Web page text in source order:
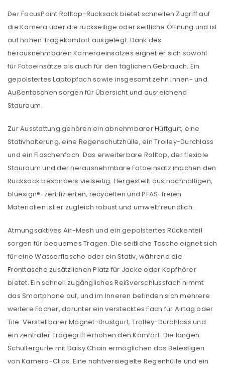
Der FocusPoint Rolltop-Rucksack bietet schnellen Zugriff auf
die Kamera über die rückseitige oder seitliche Öffnung und ist
auf hohen Tragekomfort ausgelegt. Dank des
herausnehmbaren Kameraeinsatzes eignet er sich sowohl
für Fotoeinsätze als auch für den täglichen Gebrauch. Ein
gepolstertes Laptopfach sowie insgesamt zehn Innen- und
Außentaschen sorgen für Übersicht und ausreichend
Stauraum.
Zur Ausstattung gehören ein abnehmbarer Hüftgurt, eine
Stativhalterung, eine Regenschutzhülle, ein Trolley-Durchlass
und ein Flaschenfach. Das erweiterbare Rolltop, der flexible
Stauraum und der herausnehmbare Fotoeinsatz machen den
Rucksack besonders vielseitig. Hergestellt aus nachhaltigen,
bluesign®-zertifizierten, recycelten und PFAS-freien
Materialien ist er zugleich robust und umweltfreundlich.
Atmungsaktives Air-Mesh und ein gepolstertes Rückenteil
sorgen für bequemes Tragen. Die seitliche Tasche eignet sich
für eine Wasserflasche oder ein Stativ, während die
Fronttasche zusätzlichen Platz für Jacke oder Kopfhörer
bietet. Ein schnell zugängliches Reißverschlussfach nimmt
das Smartphone auf, und im Inneren befinden sich mehrere
weitere Fächer, darunter ein verstecktes Fach für Airtag oder
Tile. Verstellbarer Magnet-Brustgurt, Trolley-Durchlass und
ein zentraler Tragegriff erhöhen den Komfort. Die langen
Schultergurte mit Daisy Chain ermöglichen das Befestigen
von Kamera-Clips. Eine nahtversiegelte Regenhülle und ein